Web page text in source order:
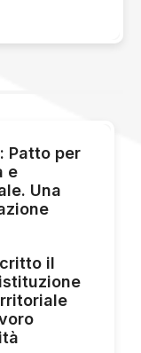
Patto per
e
Una
il